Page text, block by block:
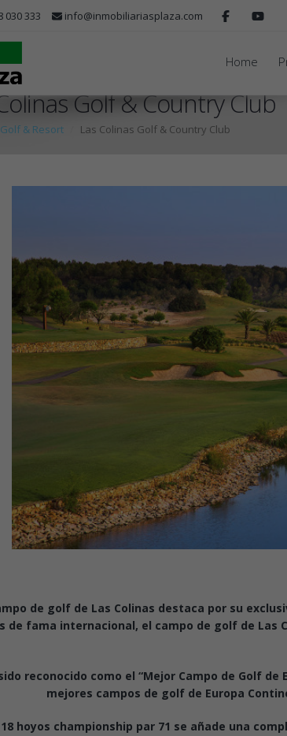
030 333 info@inmobiliariasplaza.com
Home
Golf & Country Club
Golf & Resort Las Colinas Golf & Country Club
de golf de Las Colinas destaca por su
de fama internacional, el campo de golf de Las
reconocido como el “Mejor Campo de Golf
mejores campos de golf de Europa
hoyos championship par 71 se añade una